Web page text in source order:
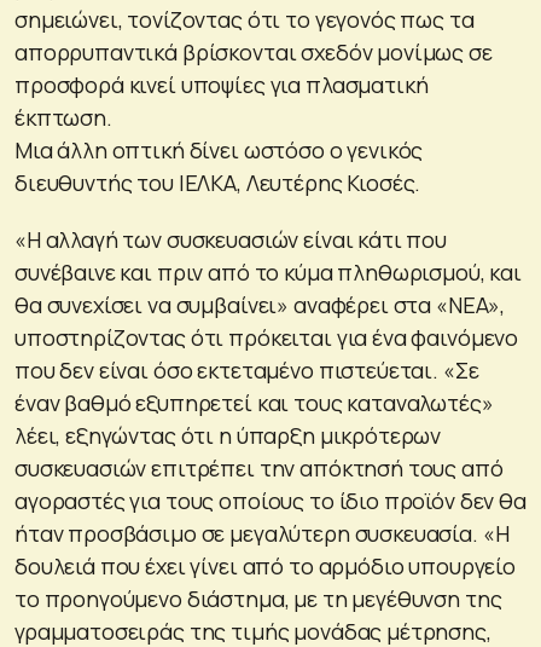
σημειώνει, τονίζοντας ότι το γεγονός πως τα
απορρυπαντικά βρίσκονται σχεδόν μονίμως σε
προσφορά κινεί υποψίες για πλασματική
έκπτωση.
Μια άλλη οπτική δίνει ωστόσο ο γενικός
διευθυντής του ΙΕΛΚΑ, Λευτέρης Κιοσές.
«Η αλλαγή των συσκευασιών είναι κάτι που
συνέβαινε και πριν από το κύμα πληθωρισμού, και
θα συνεχίσει να συμβαίνει» αναφέρει στα «ΝΕΑ»,
υποστηρίζοντας ότι πρόκειται για ένα φαινόμενο
που δεν είναι όσο εκτεταμένο πιστεύεται. «Σε
έναν βαθμό εξυπηρετεί και τους καταναλωτές»
λέει, εξηγώντας ότι η ύπαρξη μικρότερων
συσκευασιών επιτρέπει την απόκτησή τους από
αγοραστές για τους οποίους το ίδιο προϊόν δεν θα
ήταν προσβάσιμο σε μεγαλύτερη συσκευασία. «Η
δουλειά που έχει γίνει από το αρμόδιο υπουργείο
το προηγούμενο διάστημα, με τη μεγέθυνση της
γραμματοσειράς της τιμής μονάδας μέτρησης,